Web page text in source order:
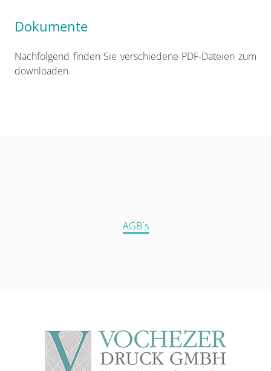
Dokumente
Nachfolgend finden Sie verschiedene PDF-Dateien zum
downloaden.
AGB´s